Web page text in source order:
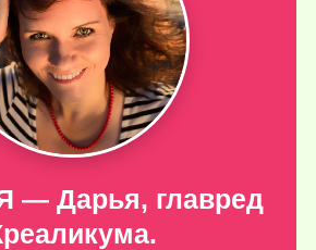
— Дарья, главред